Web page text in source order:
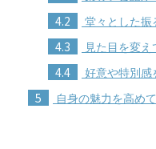
4.2 堂々とした振
4.3 見た目を変
4.4 好意や特別感
5 自身の魅力を高め